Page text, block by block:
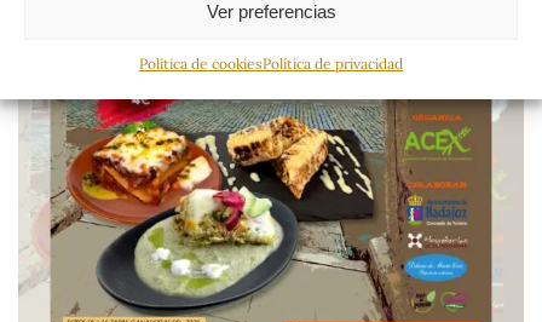
Ver preferencias
Política de cookiesPolítica de privacidad